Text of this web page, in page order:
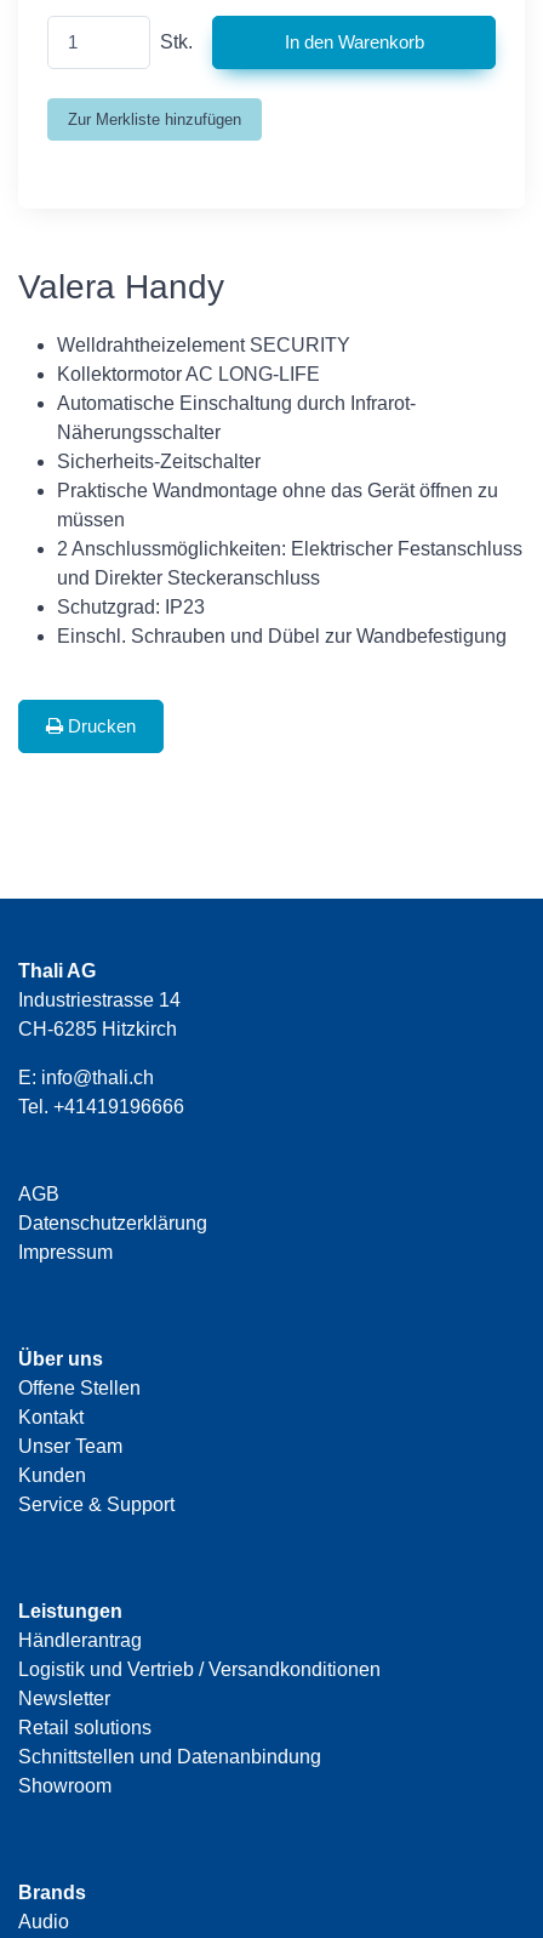
Stk.
Valera Handy
Welldrahtheizelement SECURITY
Kollektormotor AC LONG-LIFE
Automatische Einschaltung durch Infrarot-
Näherungsschalter
Sicherheits-Zeitschalter
Praktische Wandmontage ohne das Gerät öffnen zu
müssen
2 Anschlussmöglichkeiten: Elektrischer Festanschluss
und Direkter Steckeranschluss
Schutzgrad: IP23
Einschl. Schrauben und Dübel zur Wandbefestigung
Drucken
Thali AG
Industriestrasse 14
CH-6285 Hitzkirch
E: info@thali.ch
Tel. +41419196666
AGB
Datenschutzerklärung
Impressum
Über uns
Offene Stellen
Kontakt
Unser Team
Kunden
Service & Support
Leistungen
Händlerantrag
Logistik und Vertrieb / Versandkonditionen
Newsletter
Retail solutions
Schnittstellen und Datenanbindung
Showroom
Brands
Audio